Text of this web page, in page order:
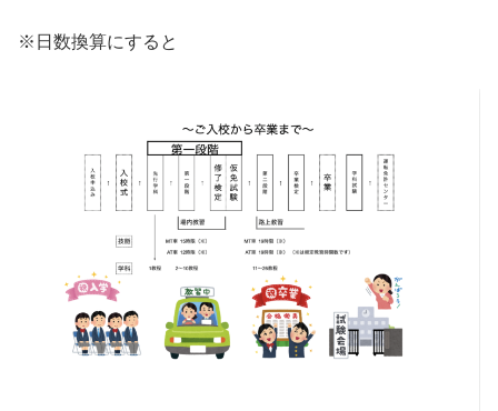
※日数換算にすると